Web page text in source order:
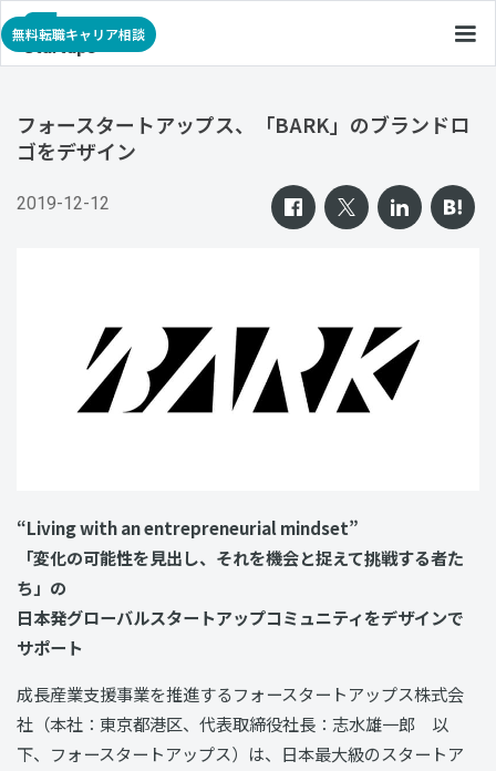
無料転職キャリア相談
フォースタートアップス、「BARK」のブランドロ
ゴをデザイン
2019-12-12
“Living with an entrepreneurial mindset”
「変化の可能性を見出し、それを機会と捉えて挑戦する者た
ち」の
日本発グローバルスタートアップコミュニティをデザインで
サポート
成長産業支援事業を推進するフォースタートアップス株式会
社（本社：東京都港区、代表取締役社長：志水雄一郎 以
下、フォースタートアップス）は、日本最大級のスタートア